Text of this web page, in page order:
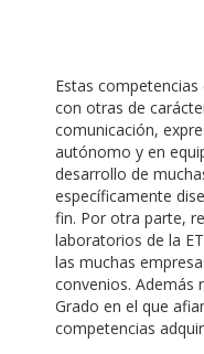
Estas
con otras de
comunicación,
autónomo y en
desarrollo de
específicamente
fin. Por otra parte,
laboratorios de la
las muchas
convenios. Además
Grado en el que
competencias